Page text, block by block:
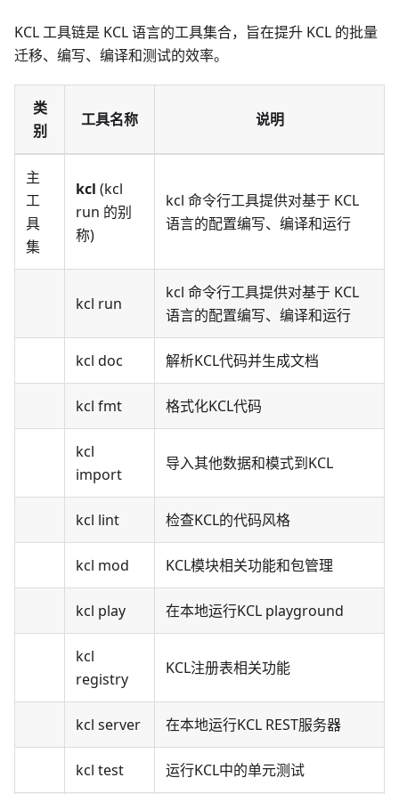
KCL 工具链是 KCL 语言的工具集合，旨在提升 KCL 的批量
迁移、编写、编译和测试的效率。
类
别
工具名称 说明
主
工
具
集
kcl (kcl
run 的别
称)
kcl 命令行工具提供对基于 KCL
语言的配置编写、编译和运行
kcl run
kcl 命令行工具提供对基于 KCL
语言的配置编写、编译和运行
kcl doc 解析KCL代码并生成文档
kcl fmt 格式化KCL代码
kcl
import
导入其他数据和模式到KCL
kcl lint 检查KCL的代码风格
kcl mod KCL模块相关功能和包管理
kcl play 在本地运行KCL playground
kcl
registry
KCL注册表相关功能
kcl server 在本地运行KCL REST服务器
kcl test 运行KCL中的单元测试